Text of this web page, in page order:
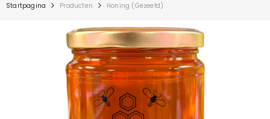
Startpagina Producten Honing (gezeefd)